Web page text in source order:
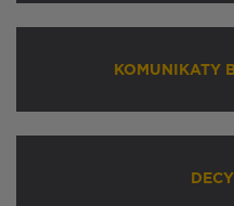
KOMUNIKATY